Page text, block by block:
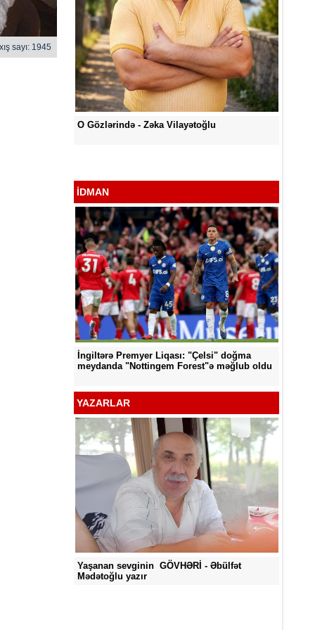
sayı: 1945
İDMAN
İngiltərə Premyer Liqası: "Çelsi" doğma
meydanda "Nottingem Forest"ə məğlub oldu
YAZARLAR
Yaşanan sevginin GÖVHƏRİ - Əbülfət
Mədətoğlu yazır